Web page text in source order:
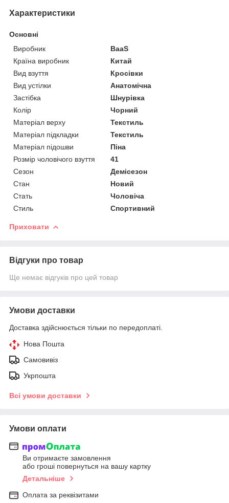
Характеристики
Основні
Виробник
BaaS
Країна виробник
Китай
Вид взуття
Кросівки
Вид устілки
Анатомічна
Застібка
Шнурівка
Колір
Чорний
Матеріал верху
Текстиль
Матеріал підкладки
Текстиль
Матеріал підошви
Піна
Розмір чоловічого взуття
41
Сезон
Демісезон
Стан
Новий
Стать
Чоловіча
Стиль
Спортивний
Приховати
Відгуки про товар
Ще немає відгуків про цей товар
Умови доставки
Доставка здійснюється тільки по передоплаті.
Нова Пошта
Самовивіз
Укрпошта
Всі умови доставки
Умови оплати
Ви отримаєте замовлення
або гроші повернуться на вашу картку
Детальніше
Оплата за реквізитами